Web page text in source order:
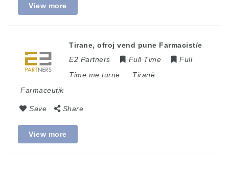
View more
Tirane, ofroj vend pune Farmacist/e
E2 Partners
Full Time
Full
Time me turne
Tiranë
Farmaceutik
Save Share
View more